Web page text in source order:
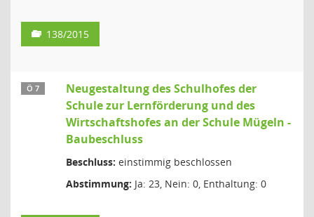
138/2015
Ö 7
Neugestaltung des Schulhofes der
Schule zur Lernförderung und des
Wirtschaftshofes an der Schule Mügeln -
Baubeschluss
Beschluss: einstimmig beschlossen
Abstimmung: Ja: 23, Nein: 0, Enthaltung: 0